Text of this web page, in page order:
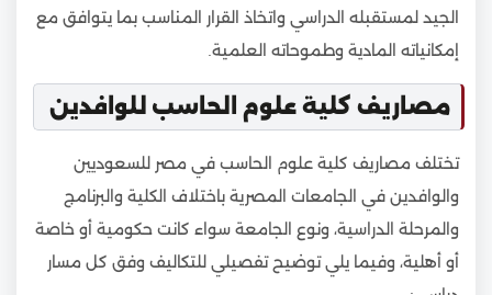
الجيد لمستقبله الدراسي واتخاذ القرار المناسب بما يتوافق مع
إمكانياته المادية وطموحاته العلمية.
مصاريف كلية علوم الحاسب للوافدين
تختلف مصاريف كلية علوم الحاسب في مصر للسعوديين
والوافدين في الجامعات المصرية باختلاف الكلية والبرنامج
والمرحلة الدراسية، ونوع الجامعة سواء كانت حكومية أو خاصة
أو أهلية، وفيما يلي توضيح تفصيلي للتكاليف وفق كل مسار